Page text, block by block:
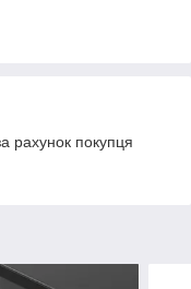
рахунок покупця